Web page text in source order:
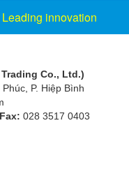
innovation
Co., Ltd.)
P. Hiệp Bình
Fax: 028 3517 0403